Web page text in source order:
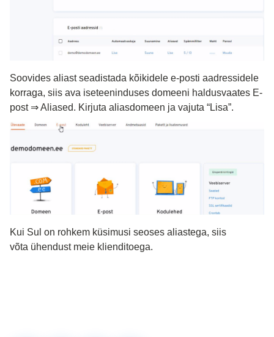
Soovides aliast seadistada kõikidele e-posti aadressidele
korraga, siis ava iseteeninduses domeeni haldusvaates E-
post ⇒ Aliased. Kirjuta aliasdomeen ja vajuta “Lisa”.
Kui Sul on rohkem küsimusi seoses aliastega, siis
võta ühendust meie klienditoega.